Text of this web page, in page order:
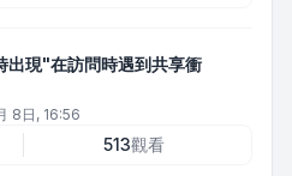
出現"在訪問時遇到共享衝
8日, 16:56
513觀看